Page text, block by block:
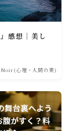
感想｜美し
心理・人間の業)